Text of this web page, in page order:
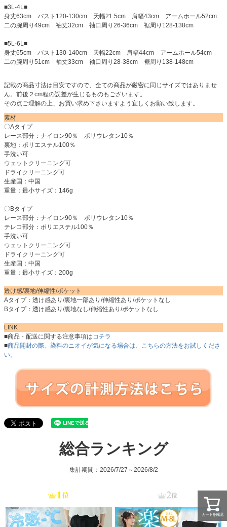
■3L-4L■
身丈63cm バスト120-130cm 天幅21.5cm 肩幅43cm アームホール52cm
二の腕周り49cm 袖丈32cm 袖口周り26-36cm 裾周り128-138cm
■5L-6L■
身丈65cm バスト130-140cm 天幅22cm 肩幅44cm アームホール54cm
二の腕周り51cm 袖丈33cm 袖口周り28-38cm 裾周り138-148cm
記載の商品寸法は目安ですので、全ての商品が厳密に同じサイズではありませ
ん。前後２cm程の誤差が生じるものもございます。
その点ご理解の上、お買い求め下さいますよう宜しくお願い致します。
素材
〇Aタイプ
レース部分：ナイロン90％ ポリウレタン10％
裏地：ポリエステル100％
手洗い可
ウェットクリーニング可
ドライクリーニング可
生産国：中国
重量：最小サイズ：146g
〇Bタイプ
レース部分：ナイロン90％ ポリウレタン10％
テレコ部分：ポリエステル100％
手洗い可
ウェットクリーニング可
ドライクリーニング可
生産国：中国
重量：最小サイズ：200g
透け感/裏地/伸縮性/ポケット
Aタイプ：透け感あり/裏地一部あり/伸縮性あり/ポケットなし
Bタイプ：透け感あり/裏地なし/伸縮性あり/ポケットなし
LINK
■商品・配送に関する注意事項は コチラ
■商品開封の際、染料のニオイが気になる場合は、こちらの方法をお試しくださ
い。
総合ランキング
集計期間：2026/7/27～2026/8/2
カートを確認